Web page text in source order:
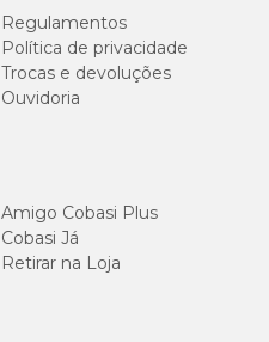
Regulamentos
Política de privacidade
Trocas e devoluções
Ouvidoria
Amigo Cobasi Plus
Cobasi Já
Retirar na Loja